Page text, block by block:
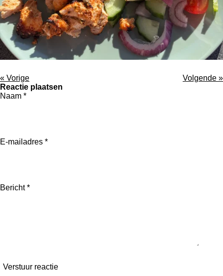
« Vorige Volgende »
Reactie plaatsen
Naam *
E-mailadres *
Bericht *
Verstuur reactie